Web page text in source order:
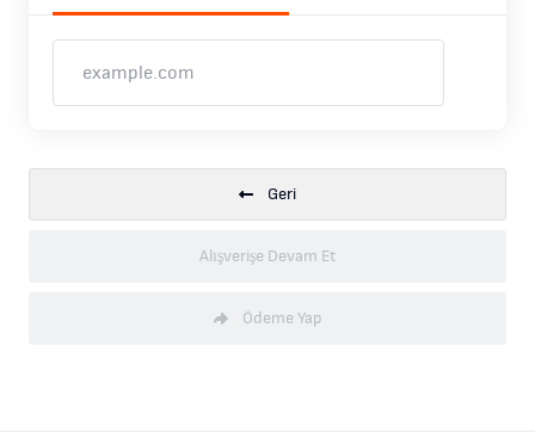
Geri
Alışverişe Devam Et
Ödeme Yap